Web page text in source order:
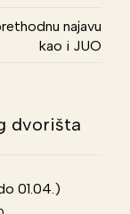
najavu
kao i JUO
dvorišta
01.04.)